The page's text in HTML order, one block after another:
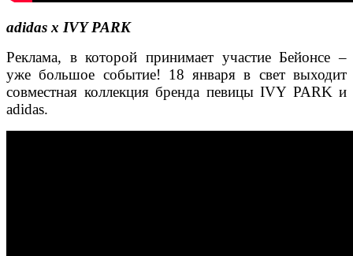
adidas x IVY PARK
Реклама, в которой принимает участие Бейонсе –
уже большое событие! 18 января в свет выходит
совместная коллекция бренда певицы IVY PARK и
adidas.